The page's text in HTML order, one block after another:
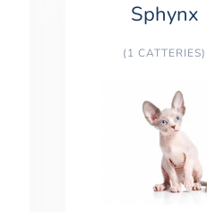
Sphynx
(1 CATTERIES)